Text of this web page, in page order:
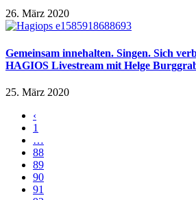
26. März 2020
Gemeinsam innehalten. Singen. Sich
HAGIOS Livestream mit Helge
25. März 2020
‹
1
…
88
89
90
91